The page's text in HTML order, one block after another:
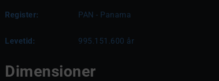
Register: PAN - Panama
Levetid: 995.151.600 år
Dimensioner